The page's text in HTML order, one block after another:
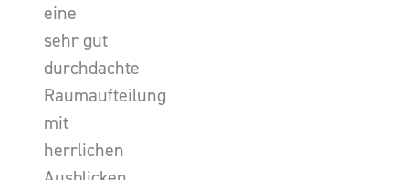
eine
sehr gut
durchdachte
Raumaufteilung
mit
herrlichen